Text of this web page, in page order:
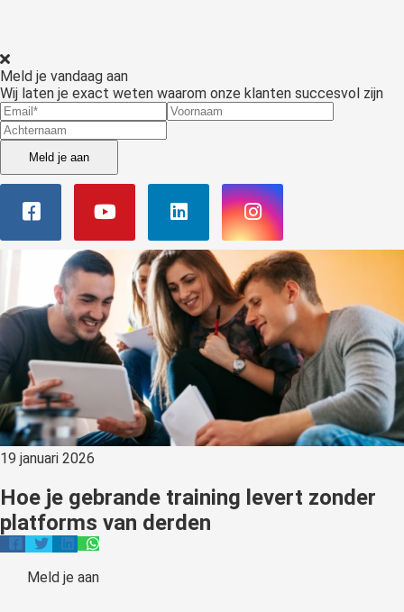
Meld je vandaag aan
Wij laten je exact weten waarom onze klanten succesvol zijn
Meld je aan
19 januari 2026
Hoe je gebrande training levert zonder
platforms van derden
Meld je aan
Ze
gebruikt
deze
kan de
te
over
van
op
gebruikt
te
de
Hierdoor